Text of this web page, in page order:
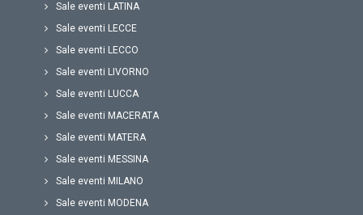
Sale eventi LATINA
Sale eventi LECCE
Sale eventi LECCO
Sale eventi LIVORNO
Sale eventi LUCCA
Sale eventi MACERATA
Sale eventi MATERA
Sale eventi MESSINA
Sale eventi MILANO
Sale eventi MODENA